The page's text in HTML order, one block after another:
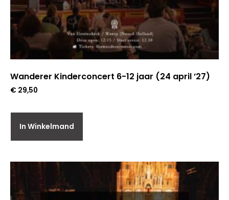
Wanderer Kinderconcert 6-12 jaar (24 april ’27)
€ 29,50
In Winkelmand